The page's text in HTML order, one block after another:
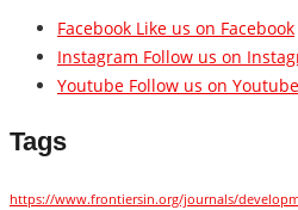
Facebook Like us on Facebook
Instagram Follow us on
Youtube Follow us on Youtube
Tags
https://www.frontiersin.org/journals/